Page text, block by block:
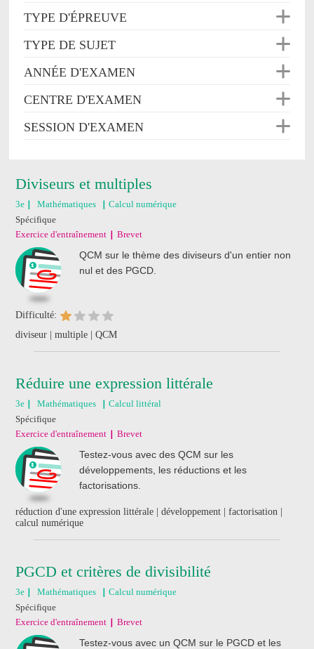
TYPE D'ÉPREUVE
TYPE DE SUJET
ANNÉE D'EXAMEN
CENTRE D'EXAMEN
SESSION D'EXAMEN
Diviseurs et multiples
3e Mathématiques
Calcul numérique
Spécifique
Exercice d'entraînement
Brevet
QCM sur le thème des diviseurs d'un entier non
nul et des PGCD.
Difficulté:
diviseur | multiple | QCM
Réduire une expression littérale
3e Mathématiques
Calcul littéral
Spécifique
Exercice d'entraînement
Brevet
Testez-vous avec des QCM sur les
développements, les réductions et les
factorisations.
réduction d'une expression littérale | développement | factorisation |
calcul numérique
PGCD et critères de divisibilité
3e Mathématiques
Calcul numérique
Spécifique
Exercice d'entraînement
Brevet
Testez-vous avec un QCM sur le PGCD et les